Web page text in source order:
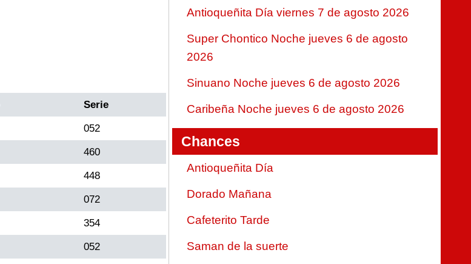
Serie
052
460
448
072
354
052
Antioqueñita Día viernes 7 de agosto 2026
Super Chontico Noche jueves 6 de agosto
2026
Sinuano Noche jueves 6 de agosto 2026
Caribeña Noche jueves 6 de agosto 2026
Chances
Antioqueñita Día
Dorado Mañana
Cafeterito Tarde
Saman de la suerte